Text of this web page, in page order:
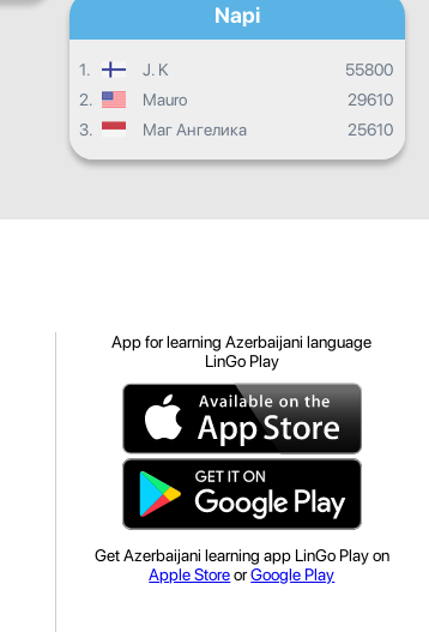
Napi
1. J. K
55800
2.
Mauro
29610
3.
Маг Ангелика 25610
App for learning Azerbaijani language
LinGo Play
Get Azerbaijani learning app LinGo Play on
Apple StoreorGoogle Play